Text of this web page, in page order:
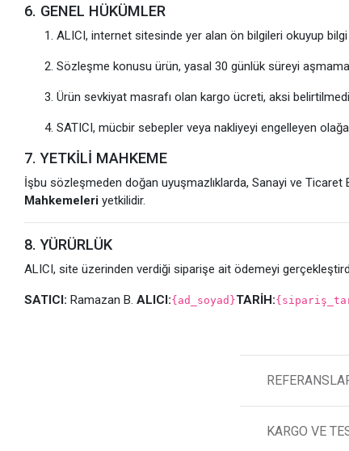
6. GENEL HÜKÜMLER
ALICI, internet sitesinde yer alan ön bilgileri okuyup
Sözleşme konusu ürün, yasal 30 günlük süreyi
Ürün sevkiyat masrafı olan kargo ücreti, aksi
SATICI, mücbir sebepler veya nakliyeyi engelleyen
7. YETKİLİ MAHKEME
İşbu sözleşmeden doğan uyuşmazlıklarda, Sanayi ve Ticaret
Mahkemeleri yetkilidir.
8. YÜRÜRLÜK
ALICI, site üzerinden verdiği siparişe ait ödemeyi
SATICI: Ramazan B.ALICI:{ad_soyad}TARİH:
KARGO VE